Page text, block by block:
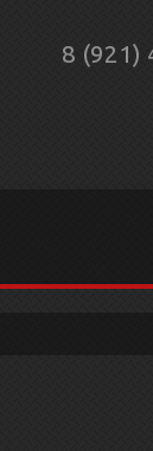
8 (921)